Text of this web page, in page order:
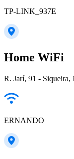
TP-LINK_937E
Home WiFi
R. Jarí, 91 - Siqueira,
ERNANDO